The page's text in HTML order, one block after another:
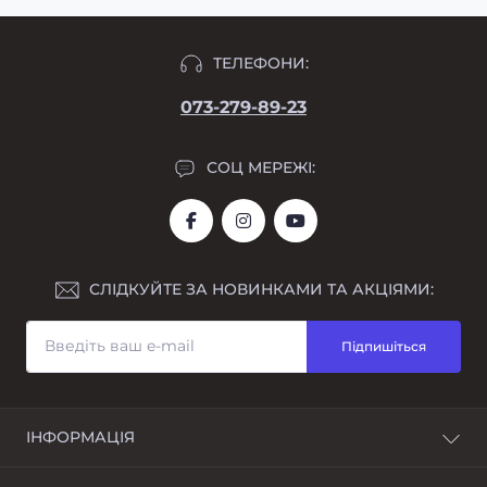
ТЕЛЕФОНИ:
073-279-89-23
СОЦ МЕРЕЖІ:
СЛІДКУЙТЕ ЗА НОВИНКАМИ ТА АКЦІЯМИ:
Підпишіться
ІНФОРМАЦІЯ